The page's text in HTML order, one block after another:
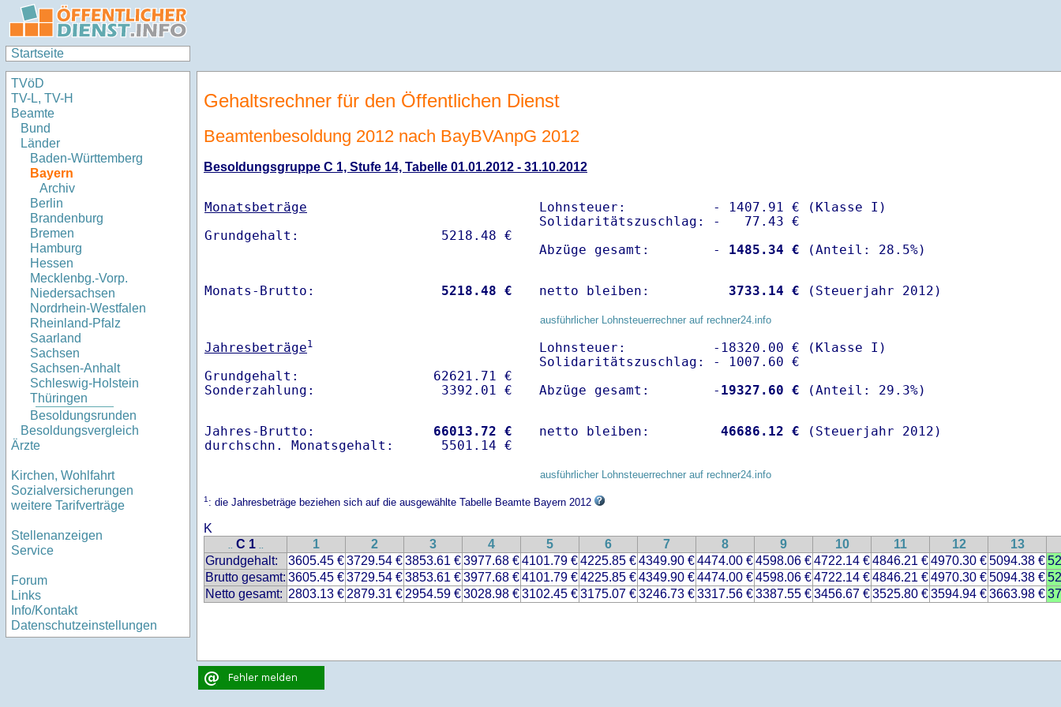
Startseite
TVöD
TV-L, TV-H
Beamte
Bund
Länder
Baden-Württemberg
Bayern
Archiv
Berlin
Brandenburg
Bremen
Hamburg
Hessen
Mecklenbg.-Vorp.
Niedersachsen
Nordrhein-Westfalen
Rheinland-Pfalz
Saarland
Sachsen
Sachsen-Anhalt
Schleswig-Holstein
Thüringen
Besoldungsrunden
Besoldungsvergleich
Ärzte
Kirchen, Wohlfahrt
Sozialversicherungen
weitere Tarifverträge
Stellenanzeigen
Service
Forum
Links
Info/Kontakt
Datenschutzeinstellungen
Gehaltsrechner für den Öffentlichen Dienst
Beamtenbesoldung 2012 nach BayBVAnpG 2012
Besoldungsgruppe C 1, Stufe 14, Tabelle 01.01.2012 - 31.10.2012
Monatsbeträge
Lohnsteuer:           - 1407.91 € (Klasse I)
Solidaritätszuschlag: -   77.43 €
Abzüge gesamt:        -
1485.34 €
Monats-Brutto: 5218.48 € netto bleiben: 3733.14 € (Steuerjahr 2012)
ausführlicher Lohnsteuerrechner auf rechner24.info
Jahresbeträge1
Grundgehalt:                 62621.71 €
Lohnsteuer:           -18320.00 € (Klasse I)
Solidaritätszuschlag: - 1007.60 €
Abzüge gesamt:        - 19327.60 €
Jahres-Brutto: 66013.72 €
netto bleiben: 46686.12 € (Steuerjahr 2012)
ausführlicher Lohnsteuerrechner auf rechner24.info
1: die Jahresbeträge beziehen sich auf die ausgewählte Tabelle Beamte Bayern 2012
K
.. C 1 .. 1 2 3 4 5 6 7 8 9 10 11 12
13
Grundgehalt:
3605.45 €3729.54 €3853.61 €3977.68 €4101.79 €4225.85 €4349.90 €4474.00 €4598.06 €4722.14 €4846.21 €4970.30 €5094.38 €
Brutto gesamt: 3605.45 €3729.54 €3853.61 €3977.68 €4101.79 €4225.85 €4349.90 €4474.00 €4598.06 €4722.14 €4846.21 €4970.30 €5094.38 €
Netto gesamt: 2803.13 € 2879.31 € 2954.59 €3028.98 €3102.45 €3175.07 €3246.73 €3317.56 €3387.55 €3456.67 €3525.80 €3594.94 €3663.98 €